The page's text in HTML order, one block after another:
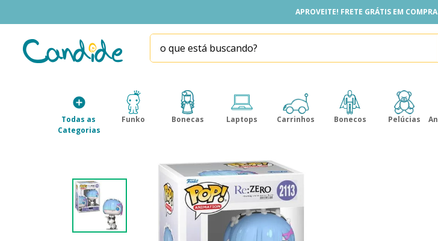
APROVEITE! FRETE GRÁTIS EM
APROVEITE! FRETE GRÁTIS EM
o que está buscando?
Todas as
Categorias
Funko Bonecas Laptops Carrinhos Bonecos Pelúcias
fill the fridge
homem aranha
five nights at freddy s
x-shot red
7
our generation
8º
funko pop